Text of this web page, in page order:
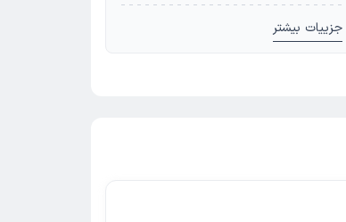
جزییات بیشتر